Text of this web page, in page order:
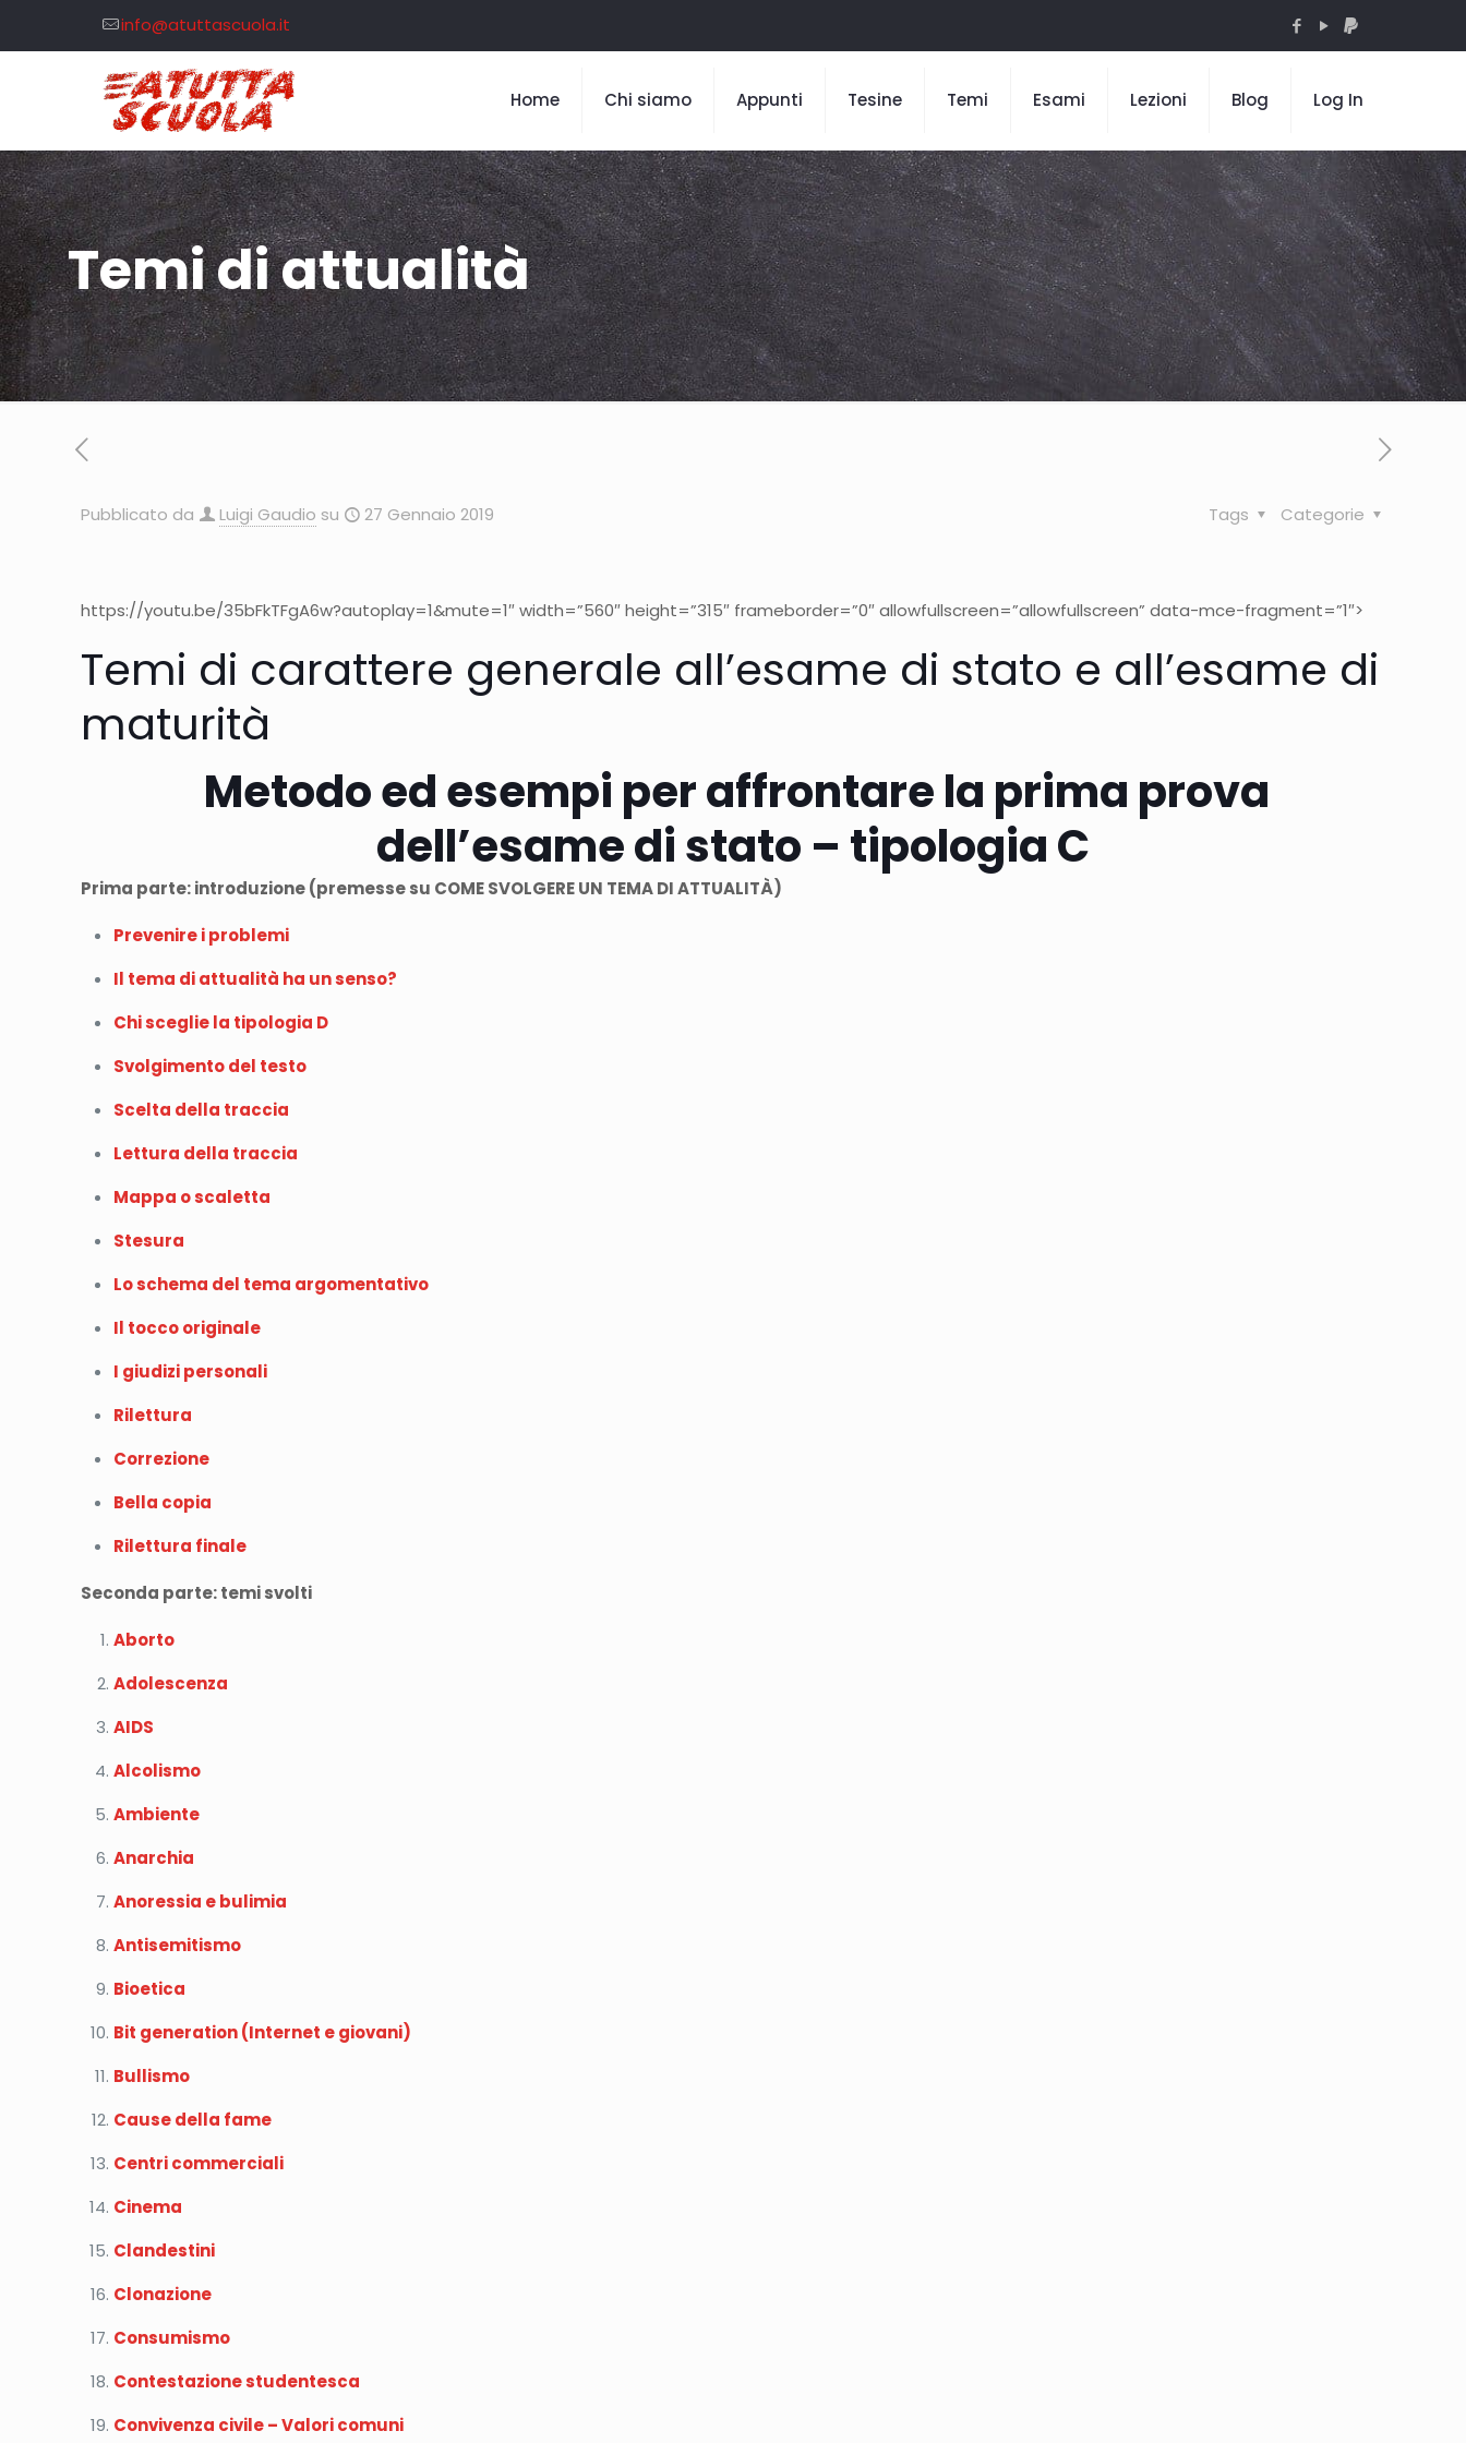
info@atuttascuola.it
Home Chi siamo Appunti Tesine Temi Esami Lezioni Blog Log In
Temi di attualità
Pubblicato da Luigi Gaudio su 27 Gennaio 2019 Categorie
Tags
https://youtu.be/35bFkTFgA6w?autoplay=1&mute=1″ width=”560″ height=”315″ frameborder=”0″ allowfullscreen=”allowfullscreen” data-mce-fragment=”1″>
Temi di carattere generale all’esame di stato e all’esame di
maturità
Metodo ed esempi per affrontare la prima prova
dell’esame di stato – tipologia C
Prima parte: introduzione (premesse su COME SVOLGERE UN TEMA DI ATTUALITÀ)
Prevenire i problemi
Il tema di attualità ha un senso?
Chi sceglie la tipologia D
Svolgimento del testo
Scelta della traccia
Lettura della traccia
Mappa o scaletta
Stesura
Lo schema del tema argomentativo
Il tocco originale
I giudizi personali
Rilettura
Correzione
Bella copia
Rilettura finale
Seconda parte: temi svolti
Aborto
Adolescenza
AIDS
Alcolismo
Ambiente
Anarchia
Anoressia e bulimia
Antisemitismo
Bioetica
Bit generation (Internet e giovani)
Bullismo
Cause della fame
Centri commerciali
Cinema
Clandestini
Clonazione
Consumismo
Contestazione studentesca
Convivenza civile – Valori comuni